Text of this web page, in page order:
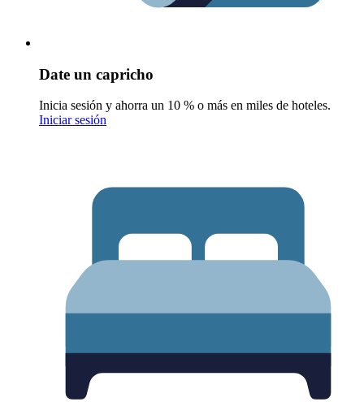
Date un capricho
Inicia sesión y ahorra un 10 % o más en miles de hoteles.
Iniciar sesión